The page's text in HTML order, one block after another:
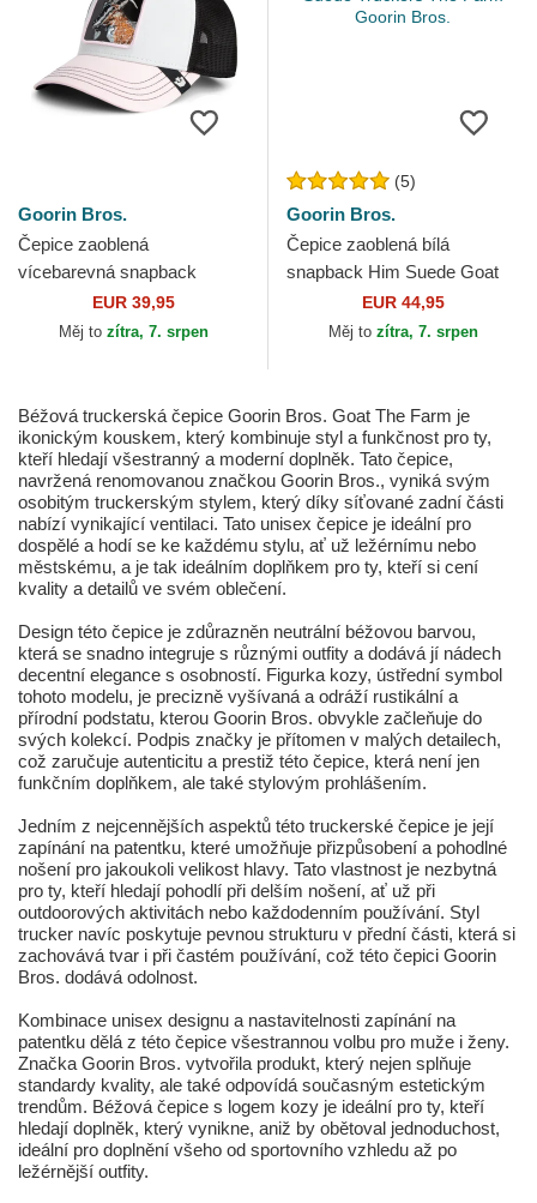
Goorin Bros.
Čepice zaoblená
vícebarevná snapback
GOAT Tri Tone The Farm
Goorin Bros.
EUR 39,95
Měj to zítra, 7. srpen
(5)
Goorin Bros.
Čepice zaoblená bílá
snapback Him Suede Goat
Suede Truckers The Farm
Goorin Bros.
EUR 44,95
Měj to zítra, 7. srpen
Béžová truckerská čepice Goorin Bros. Goat The Farm je
ikonickým kouskem, který kombinuje styl a funkčnost pro ty,
kteří hledají všestranný a moderní doplněk. Tato čepice,
navržená renomovanou značkou Goorin Bros., vyniká svým
osobitým truckerským stylem, který díky síťované zadní části
nabízí vynikající ventilaci. Tato unisex čepice je ideální pro
dospělé a hodí se ke každému stylu, ať už ležérnímu nebo
městskému, a je tak ideálním doplňkem pro ty, kteří si cení
kvality a detailů ve svém oblečení.
Design této čepice je zdůrazněn neutrální béžovou barvou,
která se snadno integruje s různými outfity a dodává jí nádech
decentní elegance s osobností. Figurka kozy, ústřední symbol
tohoto modelu, je precizně vyšívaná a odráží rustikální a
přírodní podstatu, kterou Goorin Bros. obvykle začleňuje do
svých kolekcí. Podpis značky je přítomen v malých detailech,
což zaručuje autenticitu a prestiž této čepice, která není jen
funkčním doplňkem, ale také stylovým prohlášením.
Jedním z nejcennějších aspektů této truckerské čepice je její
zapínání na patentku, které umožňuje přizpůsobení a pohodlné
nošení pro jakoukoli velikost hlavy. Tato vlastnost je nezbytná
pro ty, kteří hledají pohodlí při delším nošení, ať už při
outdoorových aktivitách nebo každodenním používání. Styl
trucker navíc poskytuje pevnou strukturu v přední části, která si
zachovává tvar i při častém používání, což této čepici Goorin
Bros. dodává odolnost.
Kombinace unisex designu a nastavitelnosti zapínání na
patentku dělá z této čepice všestrannou volbu pro muže i ženy.
Značka Goorin Bros. vytvořila produkt, který nejen splňuje
standardy kvality, ale také odpovídá současným estetickým
trendům. Béžová čepice s logem kozy je ideální pro ty, kteří
hledají doplněk, který vynikne, aniž by obětoval jednoduchost,
ideální pro doplnění všeho od sportovního vzhledu až po
ležérnější outfity.